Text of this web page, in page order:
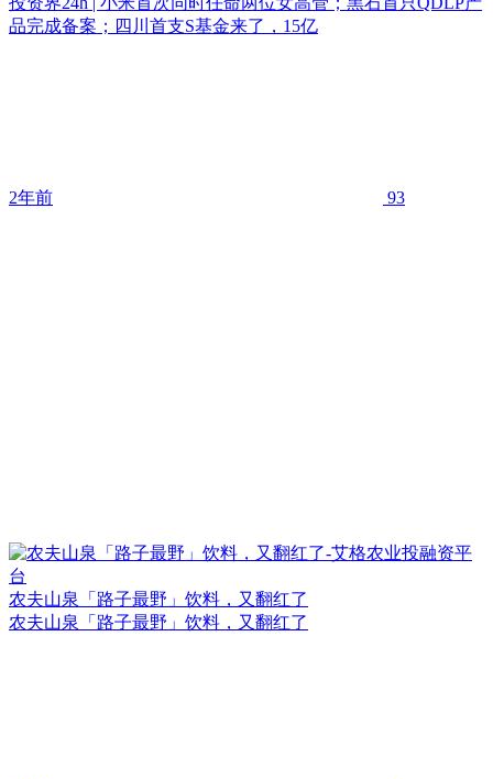
品完成备案；四川首支S基金来了，15亿
2年前 93
农夫山泉「路子最野」饮料，又翻红了
农夫山泉「路子最野」饮料，又翻红了